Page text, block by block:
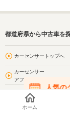
都道府県から中古車を
カーセンサートップへ
カーセンサー
アフター保証対象車
お気に入り
人気の
在庫が
ホーム